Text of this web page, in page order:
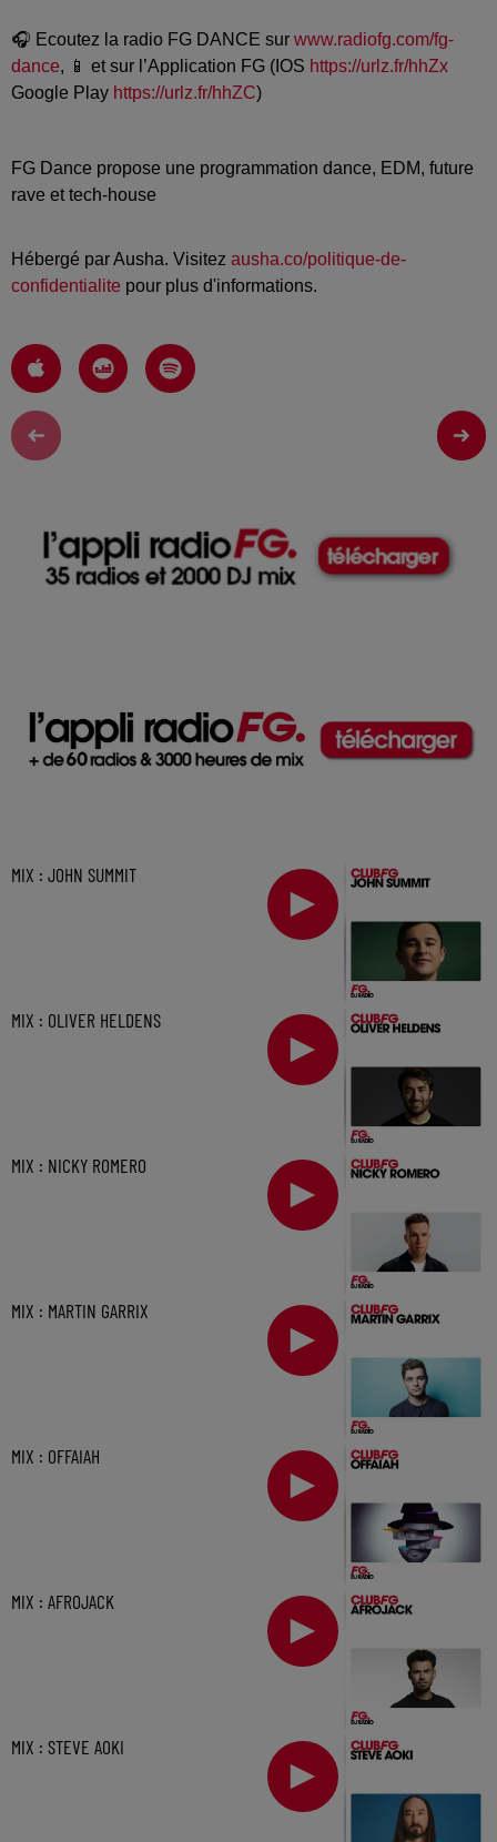
🎧 Ecoutez la radio FG DANCE sur www.radiofg.com/fg-
dance, 📱 et sur l’Application FG (IOS https://urlz.fr/hhZx
Google Play https://urlz.fr/hhZC)
FG Dance propose une programmation dance, EDM, future
rave et tech-house
Hébergé par Ausha. Visitez ausha.co/politique-de-
confidentialite pour plus d'informations.
MIX : JOHN SUMMIT
MIX : OLIVER HELDENS
MIX : NICKY ROMERO
MIX : MARTIN GARRIX
MIX : OFFAIAH
MIX : AFROJACK
MIX : STEVE AOKI